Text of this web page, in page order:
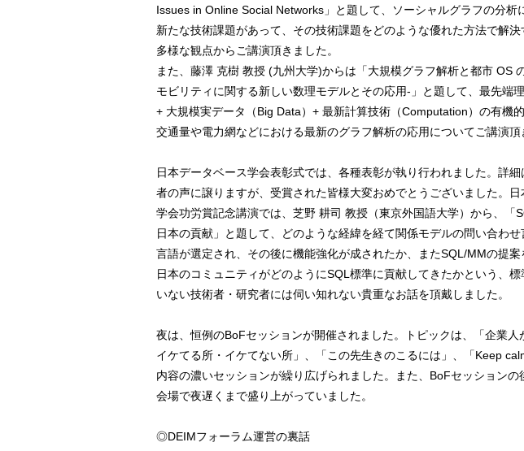
Issues in Online Social Networks」と題して、ソーシャルグラフの分析
新たな技術課題があって、その技術課題をどのような優れた方法で解決
多様な観点からご講演頂きました。
また、藤澤 克樹 教授 (九州大学)からは「大規模グラフ解析と都市 OS
モビリティに関する新しい数理モデルとその応用-」と題して、最先端
+ 大規模実データ（Big Data）+ 最新計算技術（Computation）の有機的
交通量や電力網などにおける最新のグラフ解析の応用についてご講演頂
日本データベース学会表彰式では、各種表彰が執り行われました。詳
者の声に譲りますが、受賞された皆様大変おめでとうございました。日
学会功労賞記念講演では、芝野 耕司 教授（東京外国語大学）から、「
日本の貢献」と題して、どのような経緯を経て関係モデルの問い合わせ
言語が選定され、その後に機能強化が成されたか、またSQL/MMの提案
日本のコミュニティがどのようにSQL標準に貢献してきたかという、
いない技術者・研究者には伺い知れない貴重なお話を頂戴しました。
夜は、恒例のBoFセッションが開催されました。トピックは、「企業人
イケてる所・イケてない所」、「この先生きのこるには」、「Keep
内容の濃いセッションが繰り広げられました。また、BoFセッション
会場で夜遅くまで盛り上がっていました。
◎DEIMフォーラム運営の裏話